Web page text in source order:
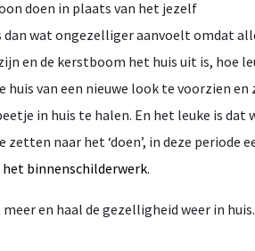
doen in plaats van het jezelf
dan wat ongezelliger aanvoelt omdat
en de kerstboom het huis uit is, hoe
huis van een nieuwe look te voorzien en
in huis te halen. En het leuke is dat
zetten naar het ‘doen’, in deze periode
het binnenschilderwerk.
en haal de gezelligheid weer in huis.